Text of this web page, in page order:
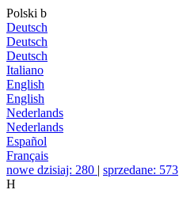
Polski b
Deutsch
Deutsch
Deutsch
Italiano
English
English
Nederlands
Nederlands
Español
Français
nowe dzisiaj: 280 | sprzedane: 573
H